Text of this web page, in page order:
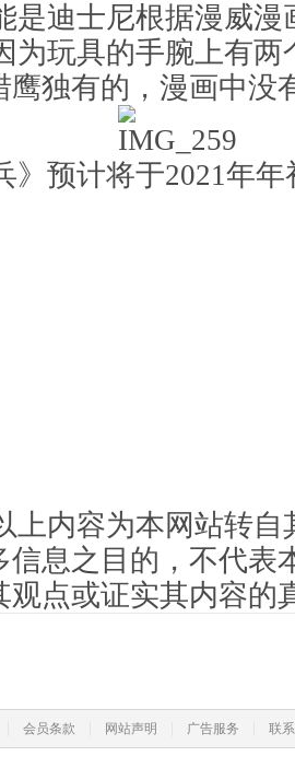
是迪士尼根据漫威漫
为玩具的手腕上有两
鹰独有的，漫画中没
》预计将于2021年
上内容为本网站转自
信息之目的，不代表
观点或证实其内容的
会员条款 网站声明 广告服务 联